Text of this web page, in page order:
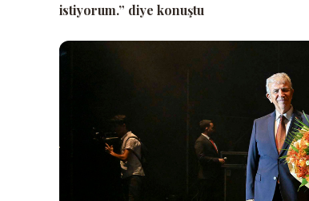
istiyorum.” diye konuştu